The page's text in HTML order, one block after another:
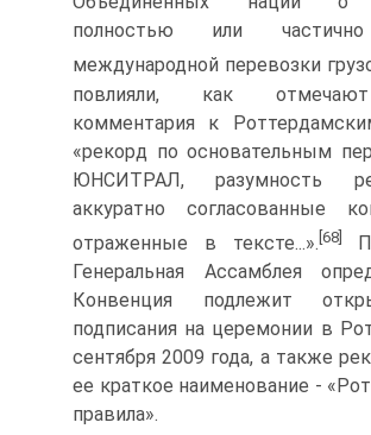
полностью или
международной перевозки
повлияли, как
комментария к
«рекорд по основательным
ЮНСИТРАЛ, разумность
аккуратно согласованные
отраженные в тексте...». [68]
Генеральная Ассамблея
Конвенция подлежит
подписания на церемонии в
сентября 2009 года, а также
ее краткое наименование -
правила».